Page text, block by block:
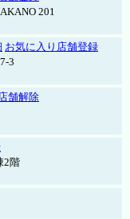
201
お気に入り店舗登録
3
舗解除
2階